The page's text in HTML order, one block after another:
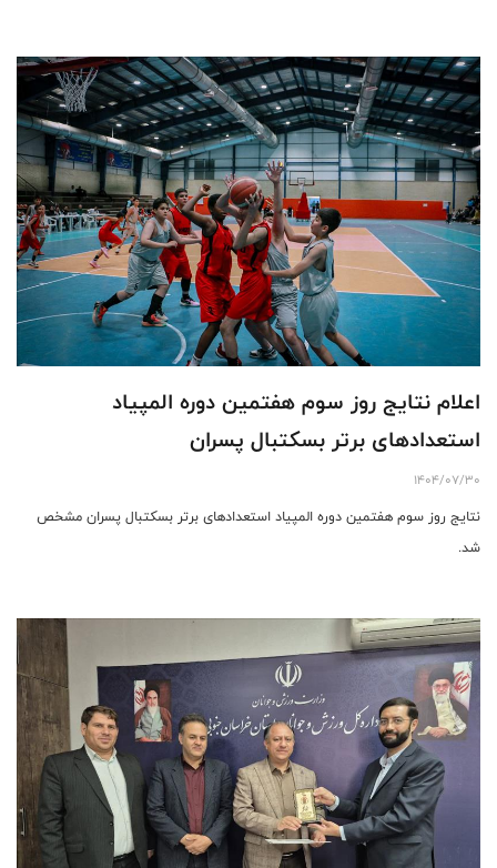
اعلام نتایج روز سوم هفتمین دوره المپیاد
استعدادهای برتر بسکتبال پسران
1404/07/30
نتایج روز سوم هفتمین دوره المپیاد استعدادهای برتر بسکتبال پسران مشخص
شد.